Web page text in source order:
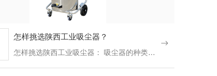
怎样挑选陕西工业吸尘器？
怎样挑选陕西工业吸尘器： 吸尘器的种类比较多，初次购买挑选时可能会稍微困难一些。在购买时，吸尘器的…